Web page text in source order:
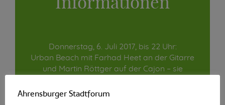
Donnerstag, 6. Juli 2017, bis 22 Uhr:
Urban Beach mit Farhad Heet an der Gitarre
und Martin Röttger auf der Cajon – sie
Ahrensburg.
Ahrensburger Stadtforum